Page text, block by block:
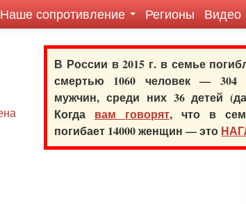
Наше сопротивление Регионы Видео
В России в 2015 г. в семье
смертью 1060 человек —
мужчин, среди них 36 детей
Когда вам говорят, что в
погибает 14000 женщин — это